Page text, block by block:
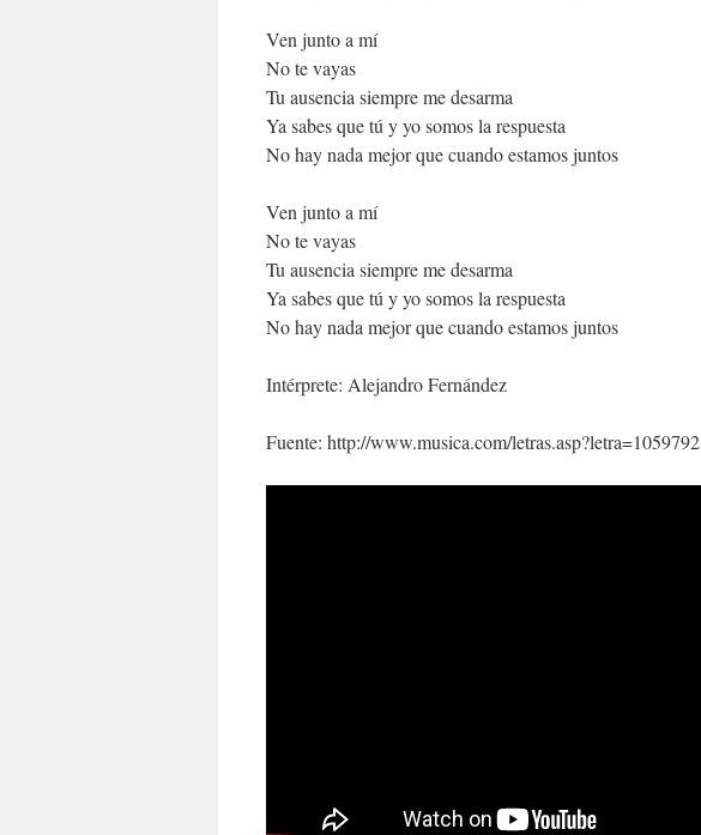
Ven junto a mí
No te vayas
Tu ausencia siempre me desarma
Ya sabes que tú y yo somos la respuesta
No hay nada mejor que cuando estamos juntos
Ven junto a mí
No te vayas
Tu ausencia siempre me desarma
Ya sabes que tú y yo somos la respuesta
No hay nada mejor que cuando estamos juntos
Intérprete: Alejandro Fernández
Fuente: http://www.musica.com/letras.asp?letra=1059792